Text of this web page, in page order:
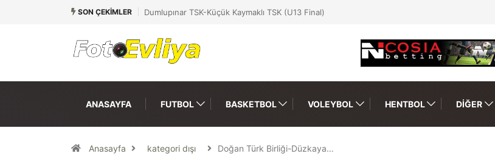
SON ÇEKIMLER Dumlupınar TSK-Küçük Kaymaklı TSK (U13 Final)
ANASAYFA FUTBOL BASKETBOL VOLEYBOL HENTBOL DIĞER
Anasayfa kategori dışı Doğan Türk Birliği-Düzkaya…